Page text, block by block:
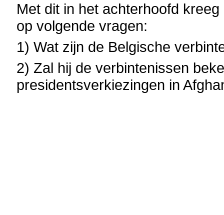
Met dit in het achterhoofd
op volgende vragen:
1) Wat zijn de Belgische
2) Zal hij de verbintenissen
presidentsverkiezingen in